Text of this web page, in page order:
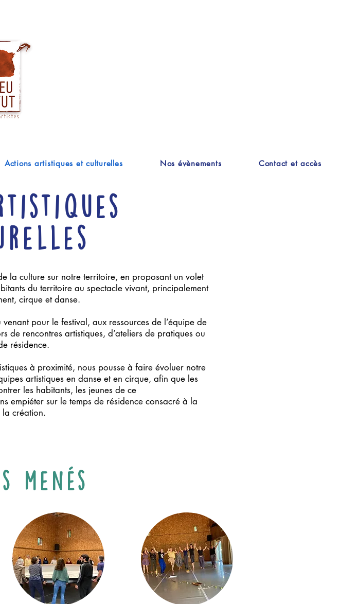
Actions artistiques et culturelles Nos évènements Contact et accès
la culture sur notre territoire, en proposant un volet
du territoire au spectacle vivant, principalement
cirque et danse.
pour le festival, aux ressources de l’équipe de
de rencontres artistiques, d’ateliers de pratiques ou
résidence.
à proximité, nous pousse à faire évoluer notre
artistiques en danse et en cirque, afin que les
les habitants, les jeunes de ce
empiéter sur le temps de résidence consacré à la
la création.
menés